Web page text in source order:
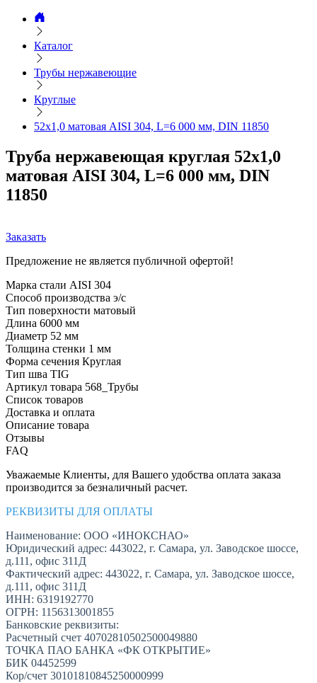
Каталог
Трубы нержавеющие
Круглые
52х1,0 матовая AISI 304, L=6 000 мм, DIN 11850
Труба нержавеющая круглая 52х1,0
матовая AISI 304, L=6 000 мм, DIN
11850
Заказать
Предложение не является публичной офертой!
Марка стали AISI 304
Способ производства э/с
Тип поверхности матовый
Длина 6000 мм
Диаметр 52 мм
Толщина стенки 1 мм
Форма сечения Круглая
Тип шва TIG
Артикул товара 568_Трубы
Список товаров
Доставка и оплата
Описание товара
Отзывы
FAQ
Уважаемые Клиенты, для Вашего удобства оплата заказа
производится за безналичный расчет.
РЕКВИЗИТЫ ДЛЯ ОПЛАТЫ
Наименование: ООО «ИНОКСНАО»
Юридический адрес: 443022, г. Самара, ул. Заводское шоссе,
д.111, офис 311Д
Фактический адрес: 443022, г. Самара, ул. Заводское шоссе,
д.111, офис 311Д
ИНН: 6319192770
ОГРН: 1156313001855
Банковские реквизиты:
Расчетный счет 40702810502500049880
ТОЧКА ПАО БАНКА «ФК ОТКРЫТИЕ»
БИК 04452599
Кор/счет 30101810845250000999